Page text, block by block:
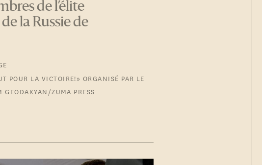
de l’élite
la Russie de
POUR LA VICTOIRE!» ORGANISÉ PAR LE
ZUMA PRESS